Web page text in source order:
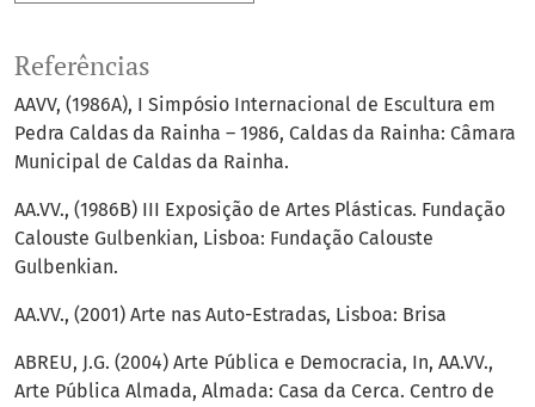
Referências
AAVV, (1986A), I Simpósio Internacional de Escultura em
Pedra Caldas da Rainha – 1986, Caldas da Rainha: Câmara
Municipal de Caldas da Rainha.
AA.VV., (1986B) III Exposição de Artes Plásticas. Fundação
Calouste Gulbenkian, Lisboa: Fundação Calouste
Gulbenkian.
AA.VV., (2001) Arte nas Auto-Estradas, Lisboa: Brisa
ABREU, J.G. (2004) Arte Pública e Democracia, In, AA.VV.,
Arte Pública Almada, Almada: Casa da Cerca. Centro de